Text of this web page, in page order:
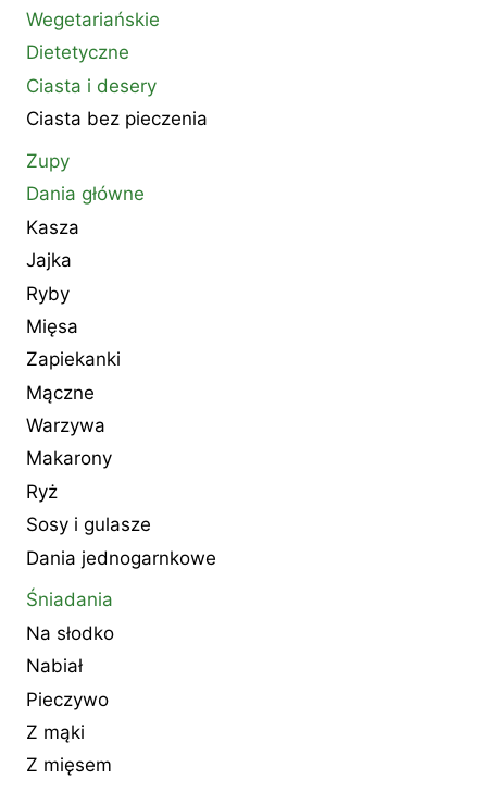
Wegetariańskie
Dietetyczne
Ciasta i desery
Ciasta bez pieczenia
Zupy
Dania główne
Kasza
Jajka
Ryby
Mięsa
Zapiekanki
Mączne
Warzywa
Makarony
Ryż
Sosy i gulasze
Dania jednogarnkowe
Śniadania
Na słodko
Nabiał
Pieczywo
Z mąki
Z mięsem